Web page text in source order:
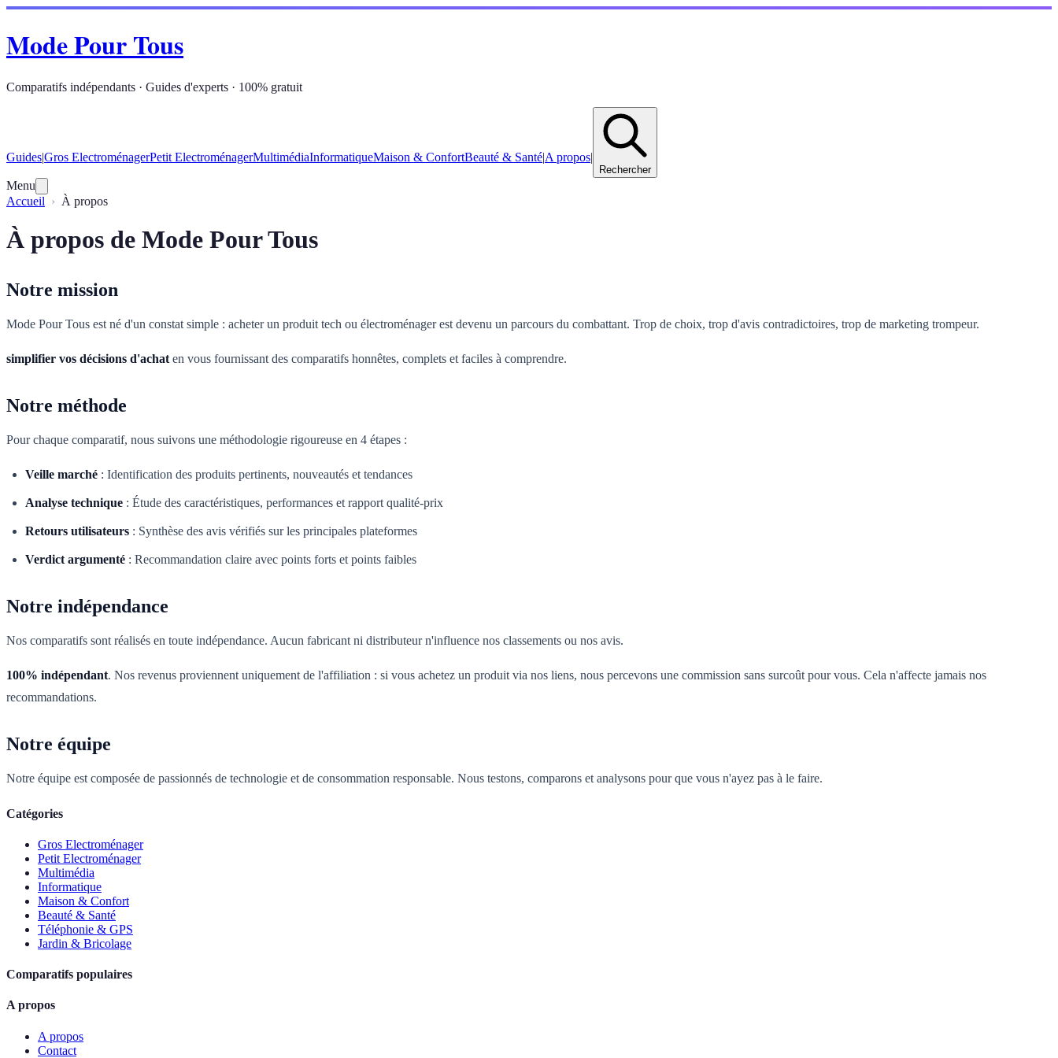
Mode Pour Tous
Comparatifs indépendants · Guides d'experts · 100% gratuit
Guides|Gros ElectroménagerPetit ElectroménagerMultimédiaInformatiqueMaison & ConfortBeauté & Santé|A propos|
Rechercher
Menu
Accueil
À propos
À propos de Mode Pour Tous
Notre mission
Mode Pour Tous est né d'un constat simple : acheter un produit tech ou électroménager est devenu un parcours du combattant. Trop de choix, trop d'avis contradictoires, trop de marketing trompeur.
simplifier vos décisions d'achat en vous fournissant des comparatifs honnêtes, complets et faciles à comprendre.
Notre méthode
Pour chaque comparatif, nous suivons une méthodologie rigoureuse en 4 étapes :
Veille marché : Identification des produits pertinents, nouveautés et tendances
Analyse technique : Étude des caractéristiques, performances et rapport qualité-prix
Retours utilisateurs : Synthèse des avis vérifiés sur les principales plateformes
Verdict argumenté : Recommandation claire avec points forts et points faibles
Notre indépendance
Nos comparatifs sont réalisés en toute indépendance. Aucun fabricant ni distributeur n'influence nos classements ou nos avis.
100% indépendant. Nos revenus proviennent uniquement de l'affiliation : si vous achetez un produit via nos liens, nous percevons une commission sans surcoût pour vous. Cela n'affecte jamais nos
recommandations.
Notre équipe
Notre équipe est composée de passionnés de technologie et de consommation responsable. Nous testons, comparons et analysons pour que vous n'ayez pas à le faire.
Catégories
Gros Electroménager
Petit Electroménager
Multimédia
Informatique
Maison & Confort
Beauté & Santé
Téléphonie & GPS
Jardin & Bricolage
Comparatifs populaires
A propos
A propos
Contact